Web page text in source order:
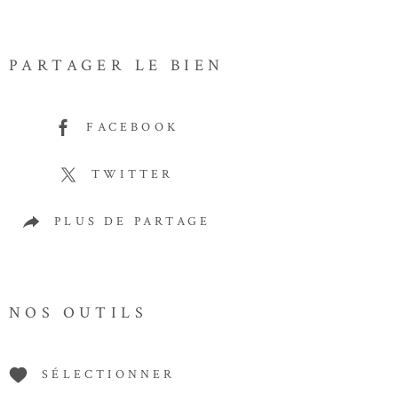
PARTAGER LE BIEN
FACEBOOK
TWITTER
PLUS DE PARTAGE
NOS OUTILS
SÉLECTIONNER